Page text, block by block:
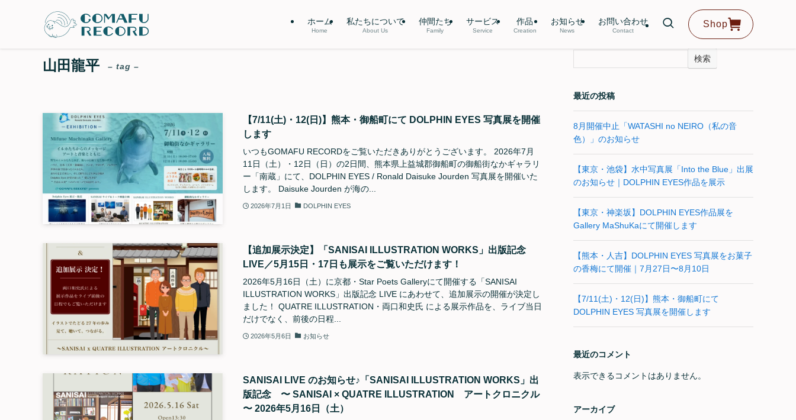
ホーム
Home
私たちについて
About Us
仲間たち
Family
サービス
Service
作品
Creation
お知らせ
News
お問い合わせ
Contact
Shop
山田龍平 – tag –
【7/11(土)・12(日)】熊本・御船町にて DOLPHIN EYES 写真展を開催
します
いつもGOMAFU RECORDをご覧いただきありがとうございます。 2026年7月
11日（土）・12日（日）の2日間、熊本県上益城郡御船町の御船街なかギャラリ
ー「南蔵」にて、DOLPHIN EYES / Ronald Daisuke Jourden 写真展を開催いた
します。 Daisuke Jourden が海の...
2026年7月1日 DOLPHIN EYES
【追加展示決定】「SANISAI ILLUSTRATION WORKS」出版記念
LIVE／5月15日・17日も展示をご覧いただけます！
2026年5月16日（土）に京都・Star Poets Galleryにて開催する「SANISAI
ILLUSTRATION WORKS」出版記念 LIVE にあわせて、追加展示の開催が決定し
ました！ QUATRE ILLUSTRATION・両口和史氏 による展示作品を、ライブ当日
だけでなく、前後の日程...
2026年5月6日 お知らせ
SANISAI LIVE のお知らせ♪「SANISAI ILLUSTRATION WORKS」出
版記念 〜 SANISAI × QUATRE ILLUSTRATION アートクロニクル
〜 2026年5月16日（土）
検索
最近の投稿
8月開催中止「WATASHI no NEIRO（私の音
色）」のお知らせ
【東京・池袋】水中写真展「Into the Blue」出展
のお知らせ｜DOLPHIN EYES作品を展示
【東京・神楽坂】DOLPHIN EYES作品展を
Gallery MaShuKaにて開催します
【熊本・人吉】DOLPHIN EYES 写真展をお菓子
の香梅にて開催｜7月27日〜8月10日
【7/11(土)・12(日)】熊本・御船町にて
DOLPHIN EYES 写真展を開催します
最近のコメント
表示できるコメントはありません。
アーカイブ